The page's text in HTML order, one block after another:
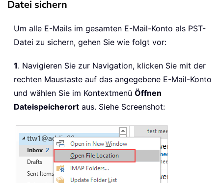
Datei sichern
Um alle E-Mails im gesamten E-Mail-Konto als PST-
Datei zu sichern, gehen Sie wie folgt vor:
1. Navigieren Sie zur Navigation, klicken Sie mit der
rechten Maustaste auf das angegebene E-Mail-Konto
und wählen Sie im Kontextmenü Öffnen
Dateispeicherort aus. Siehe Screenshot: